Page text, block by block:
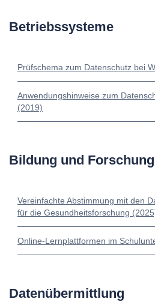
Betriebssysteme
Prüfschema zum Datenschutz bei
Anwendungshinweise zum
(2019)
Bildung und Forschung
Vereinfachte Abstimmung mit den
für die Gesundheitsforschung
Online-Lernplattformen im
Datenübermittlung